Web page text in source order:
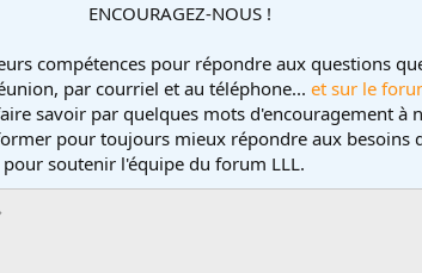
ENCOURAGEZ-NOUS !
compétences pour répondre aux questions
par courriel et au téléphone... et sur le
savoir par quelques mots d'encouragement à
pour toujours mieux répondre aux besoins
pour soutenir l'équipe du forum LLL.